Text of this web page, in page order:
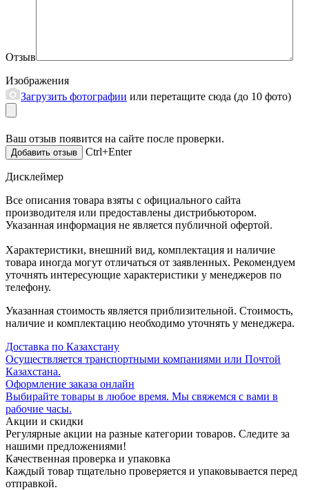
Отзыв
Изображения
Загрузить фотографии или перетащите сюда (до 10 фото)
Ваш отзыв появится на сайте после проверки.
Ctrl+Enter
Дисклеймер
Все описания товара взяты с официального сайта
производителя или предоставлены дистрибьютором.
Указанная информация не является публичной офертой.
Характеристики, внешний вид, комплектация и наличие
товара иногда могут отличаться от заявленных. Рекомендуем
уточнять интересующие характеристики у менеджеров по
телефону.
Указанная стоимость является приблизительной. Стоимость,
наличие и комплектацию необходимо уточнять у менеджера.
Доставка по Казахстану
Осуществляется транспортными компаниями или Почтой
Казахстана.
Оформление заказа онлайн
Выбирайте товары в любое время. Мы свяжемся с вами в
рабочие часы.
Акции и скидки
Регулярные акции на разные категории товаров. Следите за
нашими предложениями!
Качественная проверка и упаковка
Каждый товар тщательно проверяется и упаковывается перед
отправкой.